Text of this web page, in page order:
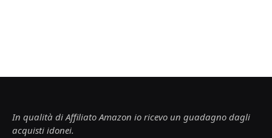
In qualità di Affiliato Amazon io ricevo un guadagno dagli
acquisti idonei.